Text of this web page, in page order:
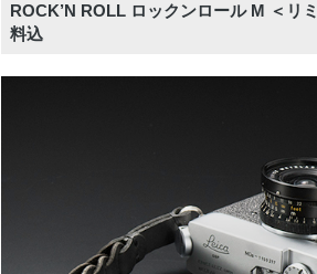
ROCK’N ROLL ロックンロール M ＜リ
料込